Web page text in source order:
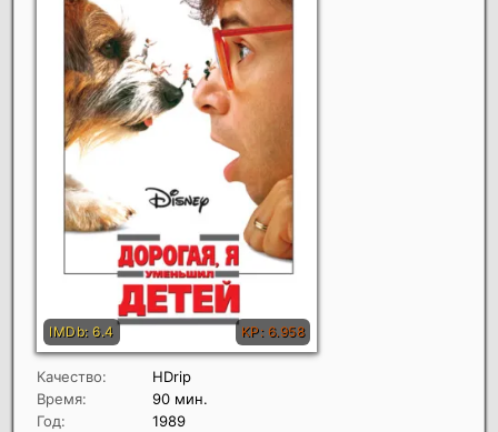
Качество:
HDrip
Время:
90 мин.
Год:
1989